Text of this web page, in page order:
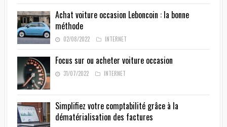
Achat voiture occasion Leboncoin : la bonne
méthode
02/08/2022 INTERNET
Focus sur ou acheter voiture occasion
31/07/2022 INTERNET
Simplifiez votre comptabilité grâce à la
dématérialisation des factures